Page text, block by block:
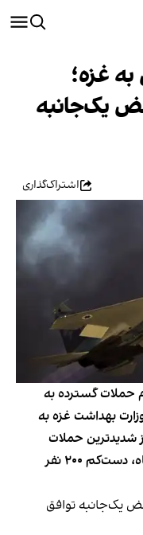
غزه؛
یک‌جانبه
اشتراک‌گذاری
حملات گسترده به
بهداشت غزه به
شدیدترین حملات
هوایی از زمان آغاز آتش‌بس در ۳۰ دی ماه، دست‌کم ۲۰۰ نفر
یک‌جانبه توافق